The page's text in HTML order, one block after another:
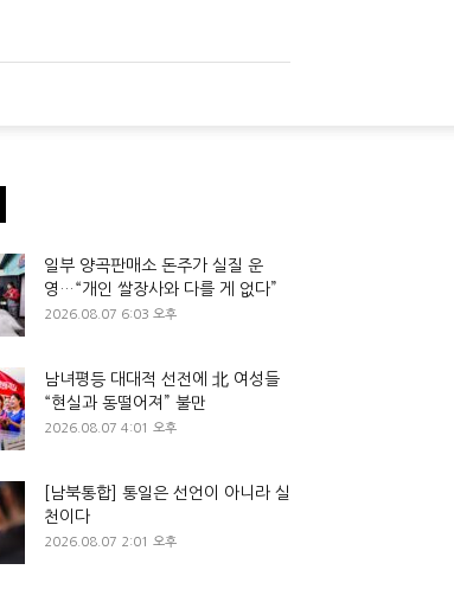
일부 양곡판매소 돈주가 실질 운
영…“개인 쌀장사와 다를 게 없다”
2026.08.07 6:03 오후
남녀평등 대대적 선전에 北 여성들
“현실과 동떨어져” 불만
2026.08.07 4:01 오후
[남북통합] 통일은 선언이 아니라 실
천이다
2026.08.07 2:01 오후